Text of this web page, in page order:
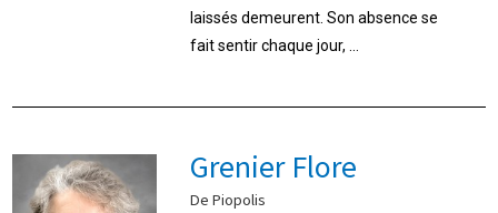
laissés demeurent. Son absence se
fait sentir chaque jour, ...
Grenier Flore
De Piopolis